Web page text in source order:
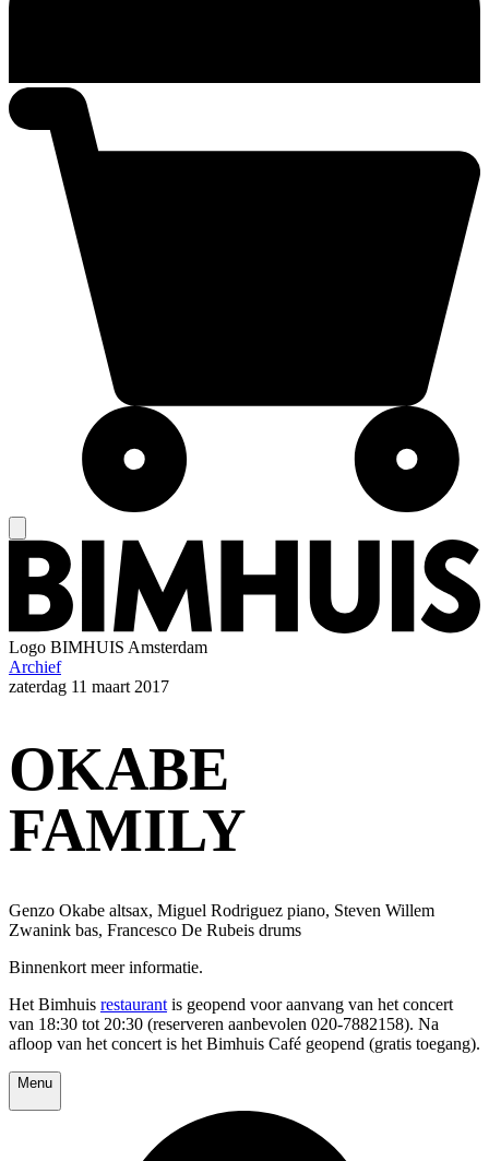
Logo BIMHUIS Amsterdam
Archief
zaterdag 11 maart 2017
OKABE
FAMILY
Genzo Okabe altsax, Miguel Rodriguez piano, Steven Willem
Zwanink bas, Francesco De Rubeis drums
Binnenkort meer informatie.
Het Bimhuis restaurant is geopend voor aanvang van het concert
van 18:30 tot 20:30 (reserveren aanbevolen 020-7882158). Na
afloop van het concert is het Bimhuis Café geopend (gratis toegang).
Menu